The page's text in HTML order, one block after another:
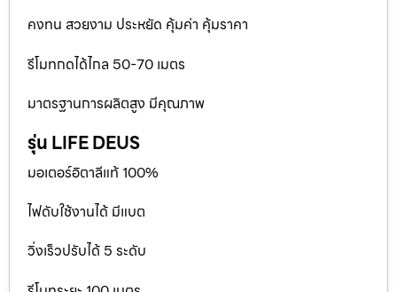
คงทน สวยงาม ประหยัด คุ้มค่า คุ้มราคา
รีโมทกดได้ไกล 50-70 เมตร
มาตรฐานการผลิตสูง มีคุณภาพ
รุ่น LIFE DEUS
มอเตอร์อิตาลีแท้ 100%
ไฟดับใช้งานได้ มีแบต
วิ่งเร็วปรับได้ 5 ระดับ